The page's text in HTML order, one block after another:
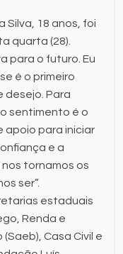
Silva, 18 anos, foi
quarta (28).
para o futuro. Eu
é o primeiro
desejo. Para
sentimento é o
apoio para iniciar
e a
tornamos os
ser”.
estaduais
Renda e
Casa Civil e